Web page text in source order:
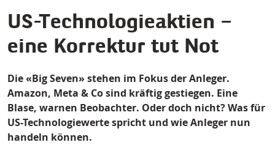
US-Technologieaktien –
eine Korrektur tut Not
Die «Big Seven» stehen im Fokus der Anleger.
Amazon, Meta & Co sind kräftig gestiegen. Eine
Blase, warnen Beobachter. Oder doch nicht? Was für
US-Technologiewerte spricht und wie Anleger nun
handeln können.